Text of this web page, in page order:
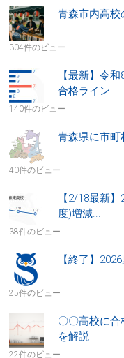
青森市内高
304件のビュー
【最新】令
合格ライン
140件のビュー
青森県に市町
40件のビュー
【2/18最新
度)増減...
38件のビュー
【終了】
25件のビュー
〇〇高校に
を解説
22件のビュー